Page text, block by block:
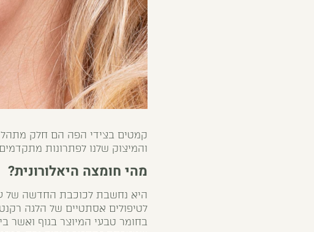
קמטים בצידי הפה הם חלק
והמיצוק שלנו לפתרונות
מהי חומצה היאלורונית?
היא נחשבת לכוכבת החדשה של
לטיפולים אסתטיים של הלגה
בחומר טבעי המיוצר בגוף ואשר